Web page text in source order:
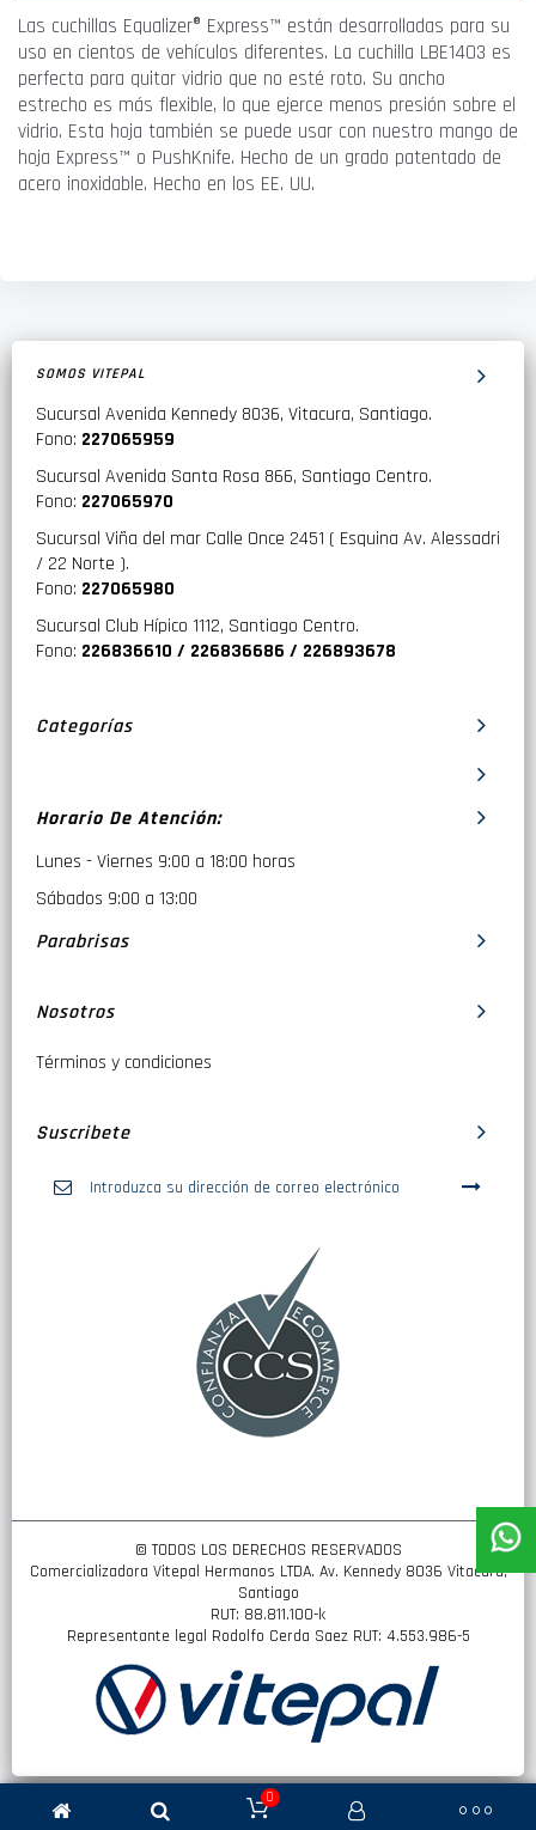
Las cuchillas Equalizer® Express™ están desarrolladas para su
uso en cientos de vehículos diferentes. La cuchilla LBE1403 es
perfecta para quitar vidrio que no esté roto. Su ancho
estrecho es más flexible, lo que ejerce menos presión sobre el
vidrio. Esta hoja también se puede usar con nuestro mango de
hoja Express™ o PushKnife. Hecho de un grado patentado de
acero inoxidable. Hecho en los EE. UU.
SOMOS VITEPAL
Sucursal Avenida Kennedy 8036, Vitacura, Santiago.
Fono: 227065959
Sucursal Avenida Santa Rosa 866, Santiago Centro.
Fono: 227065970
Sucursal Viña del mar Calle Once 2451 ( Esquina Av. Alessadri
/ 22 Norte ).
Fono: 227065980
Sucursal Club Hípico 1112, Santiago Centro.
Fono: 226836610 / 226836686 / 226893678
Categorías
Horario De Atención:
Lunes - Viernes 9:00 a 18:00 horas
Sábados 9:00 a 13:00
Parabrisas
Nosotros
Términos y condiciones
Suscribete
© TODOS LOS DERECHOS RESERVADOS
Comercializadora Vitepal Hermanos LTDA. Av. Kennedy 8036 Vitacura,
Santiago
RUT: 88.811.100-k
Representante legal Rodolfo Cerda Saez RUT: 4.553.986-5
0